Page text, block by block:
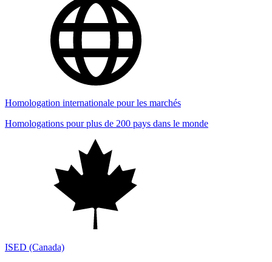
Homologation internationale pour les marchés
Homologations pour plus de 200 pays dans le monde
ISED (Canada)